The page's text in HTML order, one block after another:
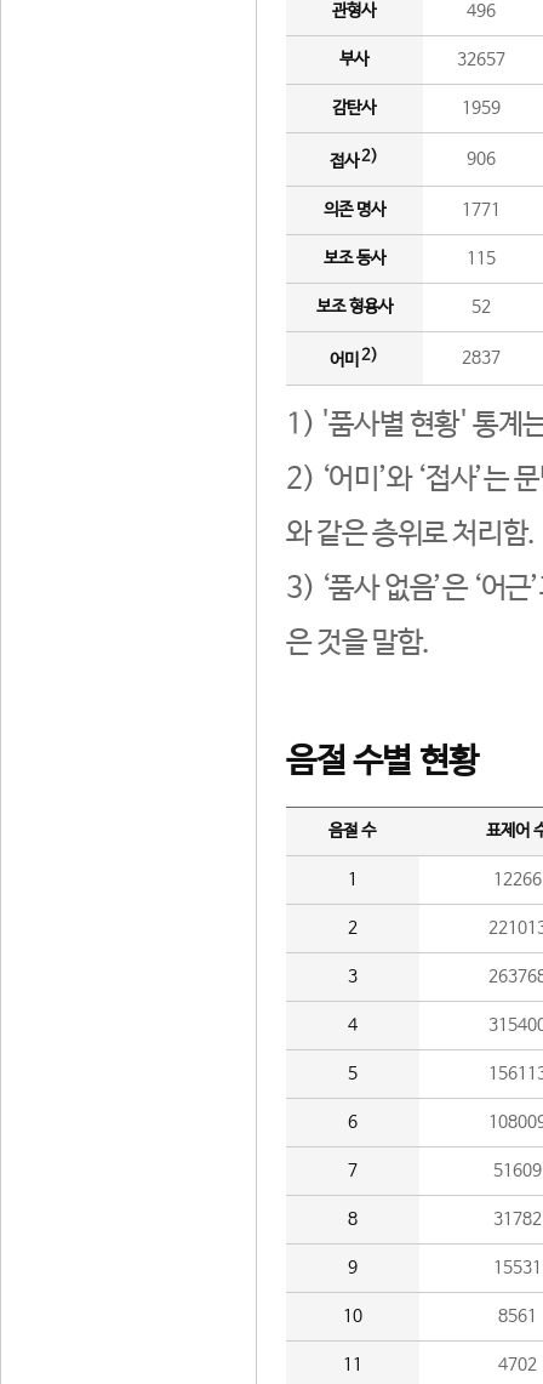
관형사 496
부사 32657
감탄사 1959
접사2) 906
의존 명사 1771
보조 동사 115
보조 형용사 52
어미 2) 2837
1) '품사별 현황' 통계
2) ‘어미’와 ‘접사’는
와 같은 층위로 처리함.
3) ‘품사 없음’은 ‘어
은 것을 말함.
음절 수별 현황
음절 수 표제어
1 12266
2
3
4
5
6
7 51609
8 31782
9 15531
10 8561
11 4702